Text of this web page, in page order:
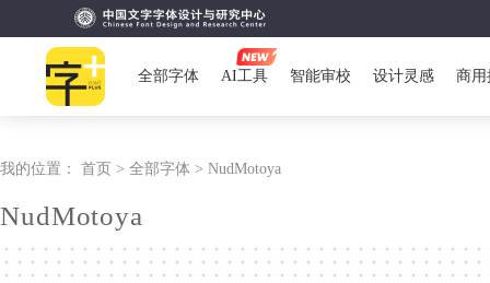
全部字体 AI工具 智能审校 设计灵感 商用
我的位置： 首页 > 全部字体 > NudMotoya
NudMotoya